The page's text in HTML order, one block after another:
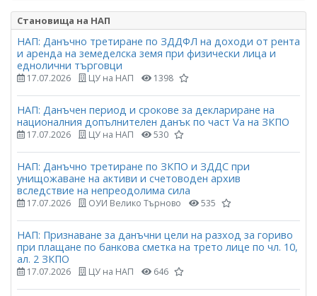
Становища на НАП
НАП: Данъчно третиране по ЗДДФЛ на доходи от рента
и аренда на земеделска земя при физически лица и
еднолични търговци
17.07.2026 ЦУ на НАП 1398
НАП: Данъчен период и срокове за деклариране на
националния допълнителен данък по част Vа на ЗКПО
17.07.2026 ЦУ на НАП 530
НАП: Данъчно третиране по ЗКПО и ЗДДС при
унищожаване на активи и счетоводен архив
вследствие на непреодолима сила
17.07.2026 ОУИ Велико Търново 535
НАП: Признаване за данъчни цели на разход за гориво
при плащане по банкова сметка на трето лице по чл. 10,
ал. 2 ЗКПО
17.07.2026 ЦУ на НАП 646